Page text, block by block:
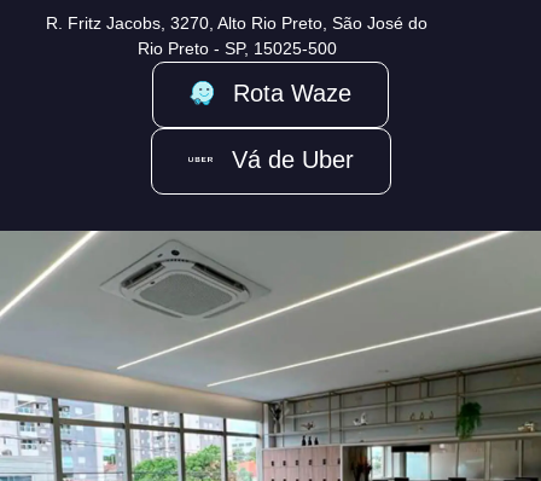
R. Fritz Jacobs, 3270, Alto Rio Preto, São José do
Rio Preto - SP, 15025-500
Rota Waze
Vá de Uber